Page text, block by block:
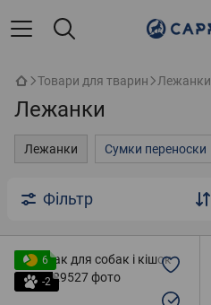
Товари для тварин Лежанки
Лежанки
Лежанки Сумки переноски
Фільтр
6
-2